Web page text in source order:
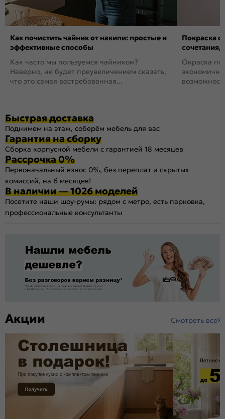
Как почистить чайник от накипи: простые и
эффективные способы
Как часто мы пользуемся чайником?
Наверно, не будет преувеличением сказать,
что это самая востребованная...
Покраска
сочетания,
Окраска
Быстрая доставка
Поднимем на этаж, соберём мебель для вас
Гарантия на сборку
Сборка корпусной мебели с гарантией 18 месяцев
Рассрочка 0%
Первоначальный взнос 0%, без переплат и скрытых
комиссий, на 6 месяцев!
В наличии — 1026 моделей
Посетите наши шоу-румы: рядом с метро, есть парковка,
профессиональные консультанты
Акции Смотреть все